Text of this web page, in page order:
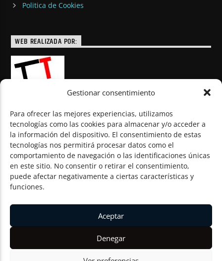
Gestionar consentimiento
Para ofrecer las mejores experiencias, utilizamos
tecnologías como las cookies para almacenar y/o acceder a
la información del dispositivo. El consentimiento de estas
tecnologías nos permitirá procesar datos como el
comportamiento de navegación o las identificaciones únicas
en este sitio. No consentir o retirar el consentimiento,
puede afectar negativamente a ciertas características y
funciones.
Aceptar
Denegar
Politica de Cookies
WEB REALIZADA POR:
© Todos los derechos reservados